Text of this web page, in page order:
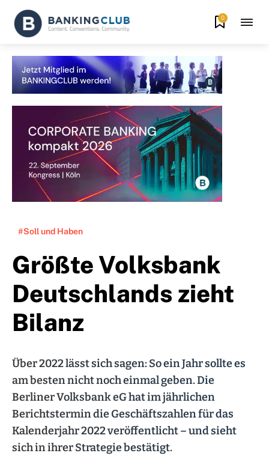
0
#Soll und Haben
Größte Volksbank
Deutschlands zieht
Bilanz
Über 2022 lässt sich sagen: So ein Jahr sollte es
am besten nicht noch einmal geben. Die
Berliner Volksbank eG hat im jährlichen
Berichtstermin die Geschäftszahlen für das
Kalenderjahr 2022 veröffentlicht – und sieht
sich in ihrer Strategie bestätigt.